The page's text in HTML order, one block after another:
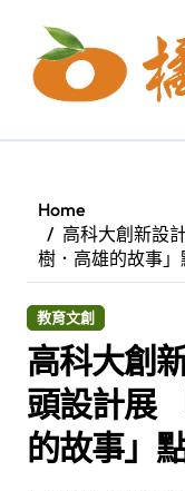
content
Home
高科大創新設
樹．高雄的故事
教育文創
高科大創
頭設計展
的故事」